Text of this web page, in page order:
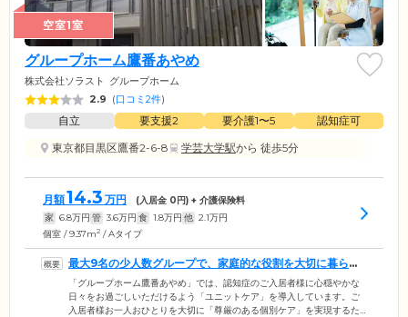
空室1室
グループホーム鷹番あやめ
株式会社ソラスト グループホーム
2.9 (口コミ2件)
自立 要支援2 要介護1〜5
認知症可
東京都目黒区鷹番2-6-8
学芸大学駅から 徒歩5分
月額14.3 万円 (入居金 0円) + 介護保険料
家 6.8万円 管 3.6万円 食 1.8万円 他 2.1万円
個室 / 9.37m2 / Aタイプ
最大9名の少人数グループで、家庭的な役割を大切に暮らし
ていただけます
「グループホーム鷹番あやめ」では、認知症のご入居者様に心穏やかな
日々をお過ごしいただけるよう「ユニットケア」を導入しています。ご
入居者様お一人おひとりを大切に「尊厳のある個別ケア」を実現するた